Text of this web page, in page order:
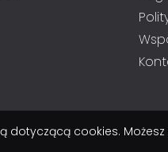
dotyczącą cookies.